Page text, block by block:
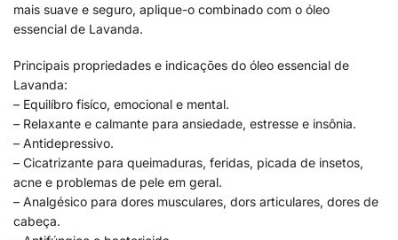
mais suave e seguro, aplique-o combinado com o óleo
essencial de Lavanda.
Principais propriedades e indicações do óleo essencial de
Lavanda:
– Equilíbro fisíco, emocional e mental.
– Relaxante e calmante para ansiedade, estresse e insônia.
– Antidepressivo.
– Cicatrizante para queimaduras, feridas, picada de insetos,
acne e problemas de pele em geral.
– Analgésico para dores musculares, dors articulares, dores de
cabeça.